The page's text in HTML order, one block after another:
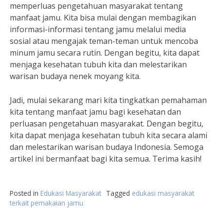
memperluas pengetahuan masyarakat tentang
manfaat jamu. Kita bisa mulai dengan membagikan
informasi-informasi tentang jamu melalui media
sosial atau mengajak teman-teman untuk mencoba
minum jamu secara rutin. Dengan begitu, kita dapat
menjaga kesehatan tubuh kita dan melestarikan
warisan budaya nenek moyang kita.
Jadi, mulai sekarang mari kita tingkatkan pemahaman
kita tentang manfaat jamu bagi kesehatan dan
perluasan pengetahuan masyarakat. Dengan begitu,
kita dapat menjaga kesehatan tubuh kita secara alami
dan melestarikan warisan budaya Indonesia. Semoga
artikel ini bermanfaat bagi kita semua. Terima kasih!
Posted in Edukasi Masyarakat Tagged edukasi masyarakat
terkait pemakaian jamu